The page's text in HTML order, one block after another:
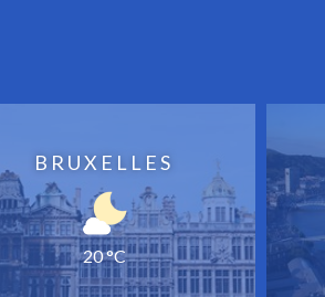
BRUXELLES
20 °C